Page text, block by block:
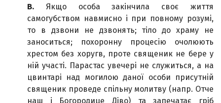
В. Якщо особа закінчила своє життя
самогубством навмисно і при повному розумі,
то в дзвони не дзвонять; тіло до храму не
заноситься; похоронну процесію очолюють
хрестом без хоругв, проте священик не бере у
ній участі. Парастас увечері не служиться, а на
цвинтарі над могилою даної особи присутній
священик проведе спільну молитву (напр. Отче
наш і Богородице Діво) та запечатає гріб